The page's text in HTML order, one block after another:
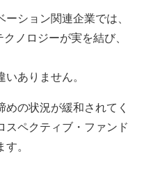
ション関連企業では、
ノロジーが実を結び、
ありません。
の状況が緩和されてく
スペクティブ・ファンド
。